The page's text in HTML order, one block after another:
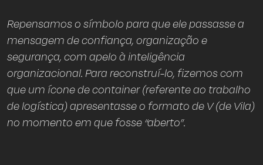
Repensamos o símbolo para que ele passasse a
mensagem de confiança, organização e
segurança, com apelo à inteligência
organizacional. Para reconstruí-lo, fizemos com
que um ícone de container (referente ao trabalho
de logística) apresentasse o formato de V (de Vila)
no momento em que fosse “aberto”.